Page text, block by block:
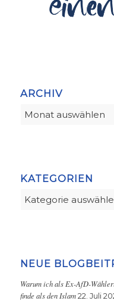
ARCHIV
KATEGORIEN
Kategorien
NEUE
Warum ich als Ex-AfD-
finde als den Islam 22. Juli